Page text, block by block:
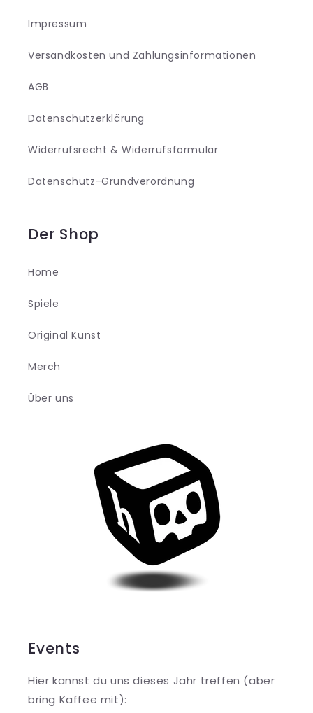
Impressum
Versandkosten und Zahlungsinformationen
AGB
Datenschutzerklärung
Widerrufsrecht & Widerrufsformular
Datenschutz-Grundverordnung
Der Shop
Home
Spiele
Original Kunst
Merch
Über uns
Events
Hier kannst du uns dieses Jahr treffen (aber
bring Kaffee mit):